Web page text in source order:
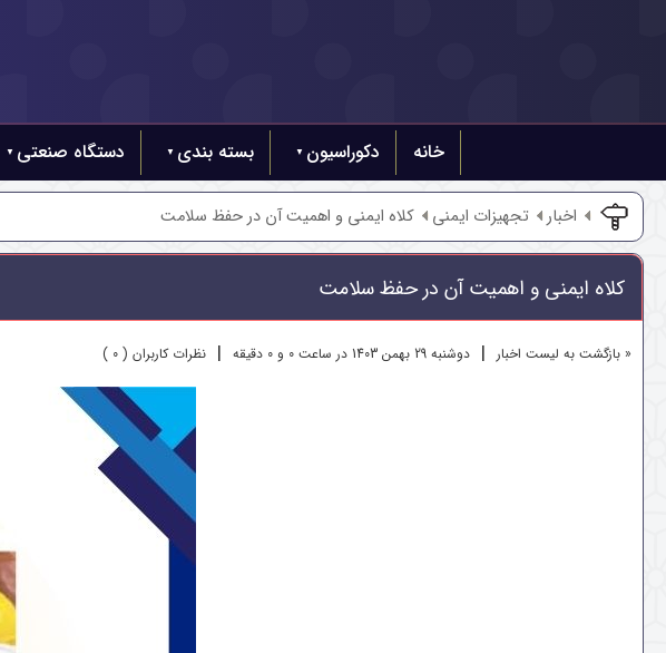
خانه دکوراسیون بسته بندی دستگاه صنعتی
اخبار تجهیزات ایمنی کلاه ایمنی و اهمیت آن در حفظ سلامت
کلاه ایمنی و اهمیت آن در حفظ سلامت
« بازگشت به لیست اخبار | دوشنبه 29 بهمن 1403 در ساعت 0 و 0 دقیقه | نظرات کاربران ( 0 )